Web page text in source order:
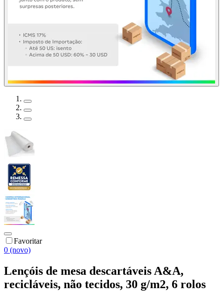
Favoritar
0 (novo)
Lençóis de mesa descartáveis A&A,
recicláveis, não tecidos, 30 g/m2, 6 rolos